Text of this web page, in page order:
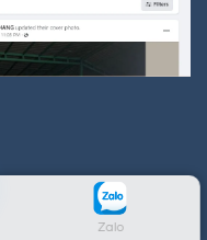
Zalo